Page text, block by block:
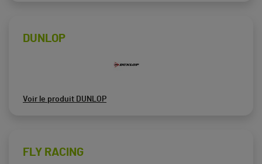
DUNLOP
Voir le produit DUNLOP
FLY RACING